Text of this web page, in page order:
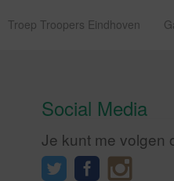
Troep Troopers Eindhoven
Social Media
Je kunt me volgen